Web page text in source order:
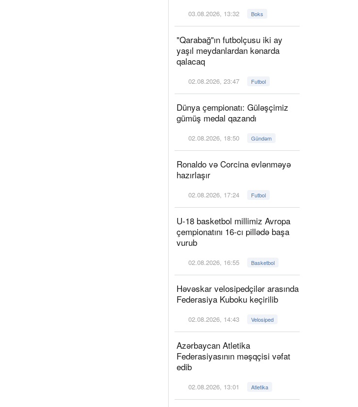
03.08.2026, 13:32 Boks
"Qarabağ"ın futbolçusu iki ay
yaşıl meydanlardan kənarda
qalacaq
02.08.2026, 23:47 Futbol
Dünya çempionatı: Güləşçimiz
gümüş medal qazandı
02.08.2026, 18:50 Gündəm
Ronaldo və Corcina evlənməyə
hazırlaşır
02.08.2026, 17:24 Futbol
U-18 basketbol millimiz Avropa
çempionatını 16-cı pillədə başa
vurub
02.08.2026, 16:55 Basketbol
Həvəskar velosipedçilər arasında
Federasiya Kuboku keçirilib
02.08.2026, 14:43 Velosiped
Azərbaycan Atletika
Federasiyasının məşqçisi vəfat
edib
02.08.2026, 13:01 Atletika